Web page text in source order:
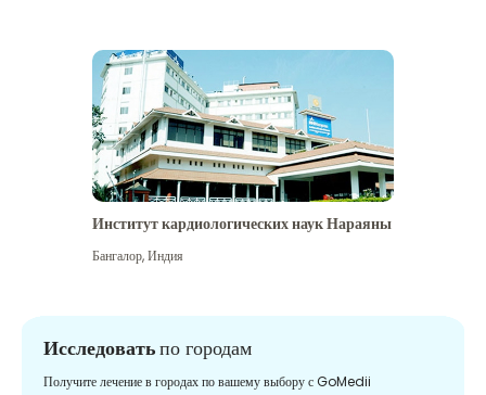
Институт кардиологических наук Нараяны
Бангалор,Индия
Исследоватьпо городам
Получите лечение в городах по вашему выбору с GoMedii